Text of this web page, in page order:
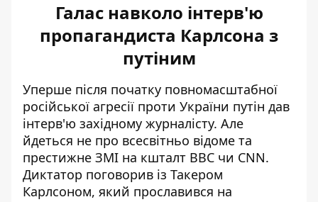
Галас навколо інтерв'ю
пропагандиста Карлсона з
путіним
Уперше після початку повномасштабної
російської агресії проти України путін дав
інтерв'ю західному журналісту. Але
йдеться не про всесвітньо відоме та
престижне ЗМІ на кшталт BBC чи CNN.
Диктатор поговорив із Такером
Карлсоном, який прославився на